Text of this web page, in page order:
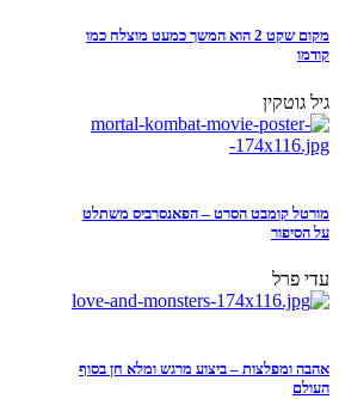
מקום שקט 2 הוא המשך כמעט מוצלח כמו
קודמו
גיל גוטקין
מורטל קומבט הסרט – הפאנסרביס משתלט
על הסיפור
עדי פרל
אהבה ומפלצות – ביצוע מרגש ומלא חן בסוף
העולם